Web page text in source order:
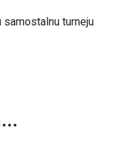
samostalnu turneju